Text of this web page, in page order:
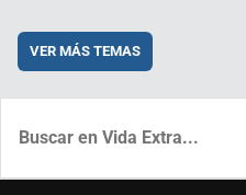
VER MÁS TEMAS